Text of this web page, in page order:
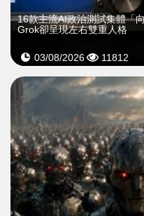
16款主流AI政治測試集體「
Grok卻呈現左右雙重人格
03/08/2026 11812